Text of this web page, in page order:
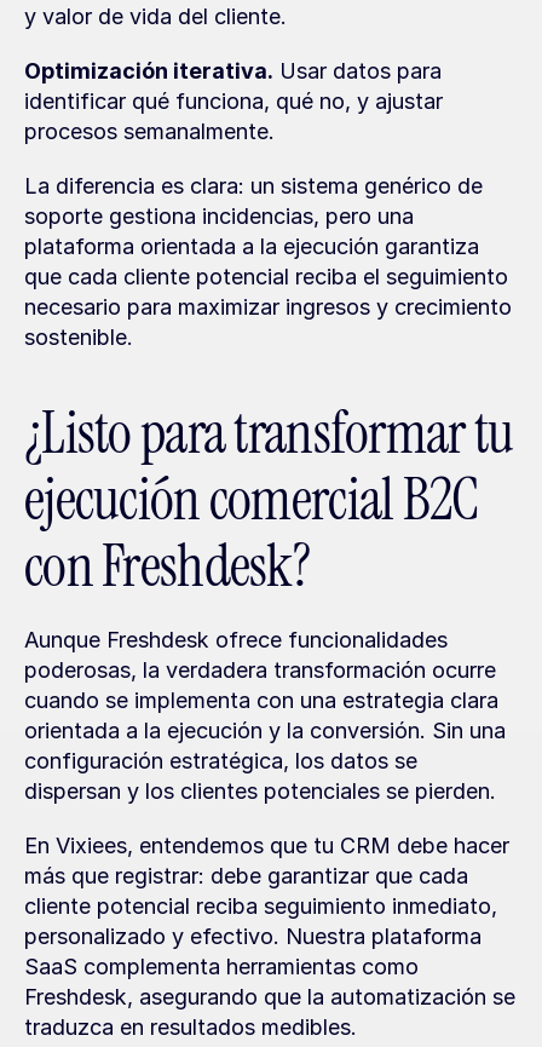
y valor de vida del cliente.
Optimización iterativa. Usar datos para
identificar qué funciona, qué no, y ajustar
procesos semanalmente.
La diferencia es clara: un sistema genérico de
soporte gestiona incidencias, pero una
plataforma orientada a la ejecución garantiza
que cada cliente potencial reciba el seguimiento
necesario para maximizar ingresos y crecimiento
sostenible.
¿Listo para transformar tu
ejecución comercial B2C
con Freshdesk?
Aunque Freshdesk ofrece funcionalidades
poderosas, la verdadera transformación ocurre
cuando se implementa con una estrategia clara
orientada a la ejecución y la conversión. Sin una
configuración estratégica, los datos se
dispersan y los clientes potenciales se pierden.
En Vixiees, entendemos que tu CRM debe hacer
más que registrar: debe garantizar que cada
cliente potencial reciba seguimiento inmediato,
personalizado y efectivo. Nuestra plataforma
SaaS complementa herramientas como
Freshdesk, asegurando que la automatización se
traduzca en resultados medibles.